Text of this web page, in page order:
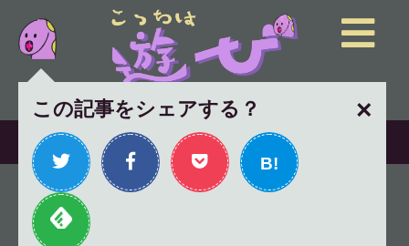
この記事をシェアする？ ×
B!
「売れなくてもいい」は罠-無
名バンドよりミスチルの方が